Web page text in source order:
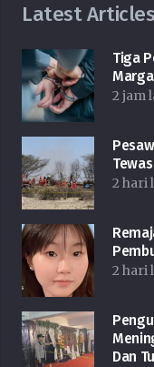
Latest Articles
Tiga
2 jam
Tewas
2 hari
2 hari
Dan